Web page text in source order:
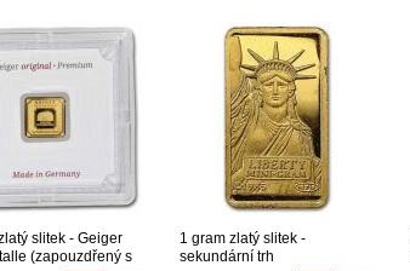
slitek - Geiger
(zapouzdřený s
1 gram zlatý slitek -
sekundární trh